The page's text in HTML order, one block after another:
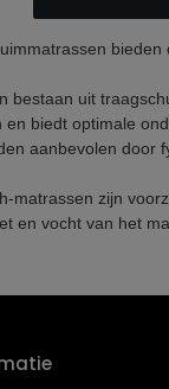
bestaan uit
en biedt optimale
aanbevolen door
matrassen zijn
en vocht van het